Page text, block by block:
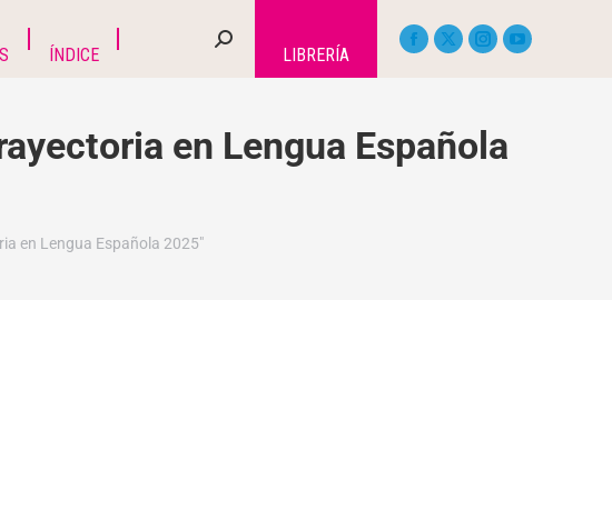
ÍNDICE LIBRERÍA
en Lengua Española
en Lengua Española 2025"